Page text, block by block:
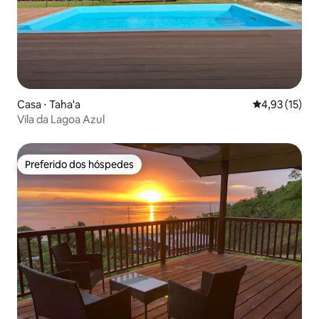
Casa ⋅ Taha'a 4,93 de uma
4,93 (15)
Vila da Lagoa Azul
Preferido dos hóspedes
Preferido dos hóspedes